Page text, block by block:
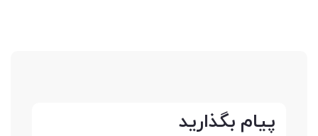
پیام بگذارید